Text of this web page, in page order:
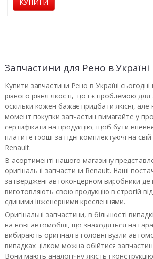
КУПИТИ
Запчастини для Рено в Україні
Купити запчастини Рено в Україні
різного рівня якості, що і є проблемою для
оскільки кожен бажає придбати якісні, але
момент покупки запчастин вимагайте у
сертифікати на продукцію, щоб бути
платите гроші за гідні комплектуючі на
Renault.
В асортименті нашого магазину
оригінальні запчастини Renault. Наші
затверджені автоконцерном виробники
виготовляють свою продукцію в строгій
єдиними інженерними кресленнями.
Оригінальні запчастини, в більшості
на нові автомобілі, що знаходяться на
вибирають оригінал в головні вузли
випадках цілком можна обійтися
Вони мають аналогічну якість і